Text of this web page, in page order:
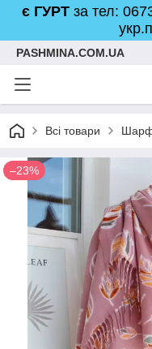
є ГУРТ за тел:
PASHMINA.COM.UA
Всі товари
–23%